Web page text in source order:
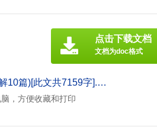
《楼层风水知识 优选(详解10篇)[此文共7159字].doc》
，方便收藏和打印
点击下载文档
文档为doc格式